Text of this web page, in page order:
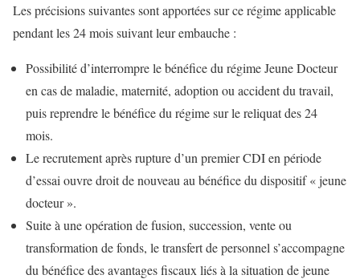
Les précisions suivantes sont apportées sur ce régime applicable
pendant les 24 mois suivant leur embauche :
Possibilité d’interrompre le bénéfice du régime Jeune Docteur
en cas de maladie, maternité, adoption ou accident du travail,
puis reprendre le bénéfice du régime sur le reliquat des 24
mois.
Le recrutement après rupture d’un premier CDI en période
d’essai ouvre droit de nouveau au bénéfice du dispositif « jeune
docteur ».
Suite à une opération de fusion, succession, vente ou
transformation de fonds, le transfert de personnel s’accompagne
du bénéfice des avantages fiscaux liés à la situation de jeune